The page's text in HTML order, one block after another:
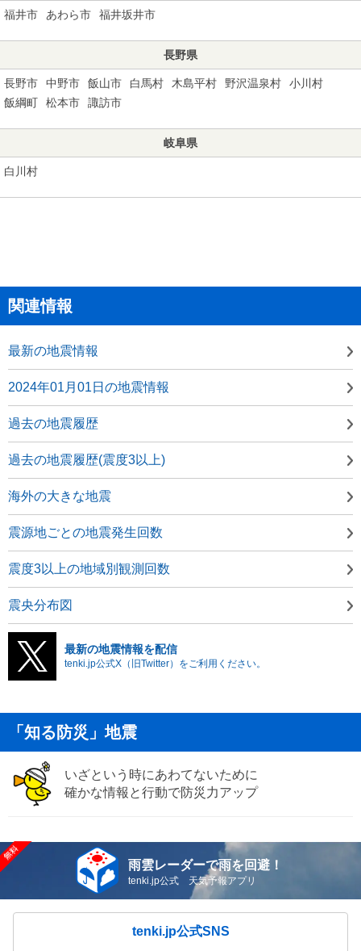
福井市 あわら市 福井坂井市
長野県
長野市 中野市 飯山市 白馬村 木島平村 野沢温泉村
小川村
飯綱町
松本市 諏訪市
岐阜県
白川村
関連情報
最新の地震情報
2024年01月01日の地震情報
過去の地震履歴
過去の地震履歴(震度3以上)
海外の大きな地震
震源地ごとの地震発生回数
震度3以上の地域別観測回数
震央分布図
最新の地震情報を配信
tenki.jp公式X（旧Twitter）をご利用ください。
「知る防災」地震
いざという時にあわてないために
確かな情報と行動で防災力アップ
雨雲レーダーで雨を回避！
tenki.jp公式 天気予報アプリ
tenki.jp公式SNS